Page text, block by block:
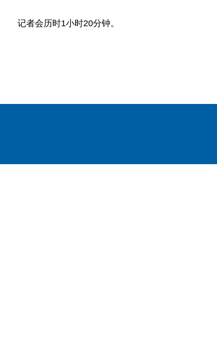
记者会历时1小时20分钟。